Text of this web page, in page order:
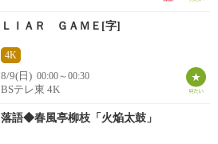
ＬＩＡＲ ＧＡＭＥ[字]
4K
8/9(日) 00:00～00:30
BSテレ東 4K
落語◆春風亭柳枝「火焔太鼓」